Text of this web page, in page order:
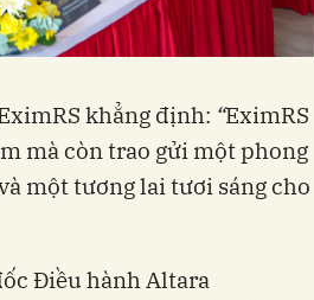
khẳng định: “EximRS
mà còn trao gửi một phong
một tương lai tươi sáng cho
Điều hành Altara